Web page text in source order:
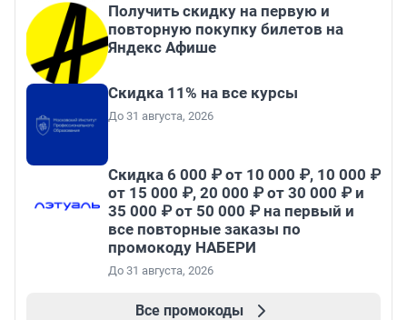
Получить скидку на первую и
повторную покупку билетов на
Яндекс Афише
Скидка 11% на все курсы
До 31 августа, 2026
Скидка 6 000 ₽ от 10 000 ₽, 10 000 ₽
от 15 000 ₽, 20 000 ₽ от 30 000 ₽ и
35 000 ₽ от 50 000 ₽ на первый и
все повторные заказы по
промокоду НАБЕРИ
До 31 августа, 2026
Все промокоды